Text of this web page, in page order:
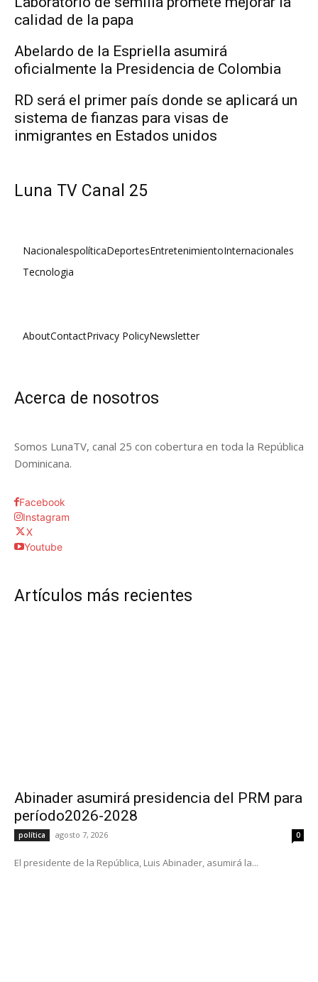
calidad de la papa
Abelardo de la Espriella asumirá
oficialmente la Presidencia de Colombia
RD será el primer país donde se aplicará un
sistema de fianzas para visas de
inmigrantes en Estados unidos
Luna TV Canal 25
NacionalespolíticaDeportesEntretenimientoInternacionales
Tecnologia
AboutContactPrivacy PolicyNewsletter
Acerca de nosotros
Somos LunaTV, canal 25 con cobertura en toda la República
Dominicana.
Facebook
Instagram
X
Youtube
Artículos más recientes
Abinader asumirá presidencia del PRM para
período2026-2028
política agosto 7, 2026 0
El presidente de la República, Luis Abinader, asumirá la...